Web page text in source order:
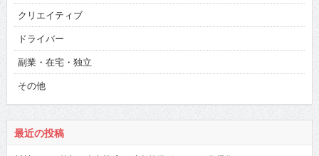
クリエイティブ
ドライバー
副業・在宅・独立
その他
最近の投稿